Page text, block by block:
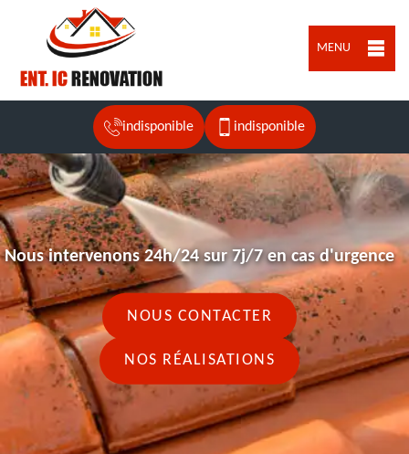
MENU
indisponible indisponible
Nous intervenons 24h/24 sur 7j/7 en cas d'urgence
NOUS CONTACTER
NOS RÉALISATIONS